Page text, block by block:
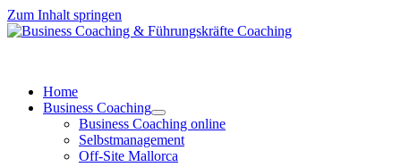
Zum Inhalt springen
Home
Business Coaching
Business Coaching online
Selbstmanagement
Off-Site Mallorca